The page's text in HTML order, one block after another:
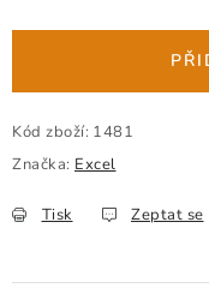
Kód zboží: 1481
Značka: Excel
Tisk Zeptat se